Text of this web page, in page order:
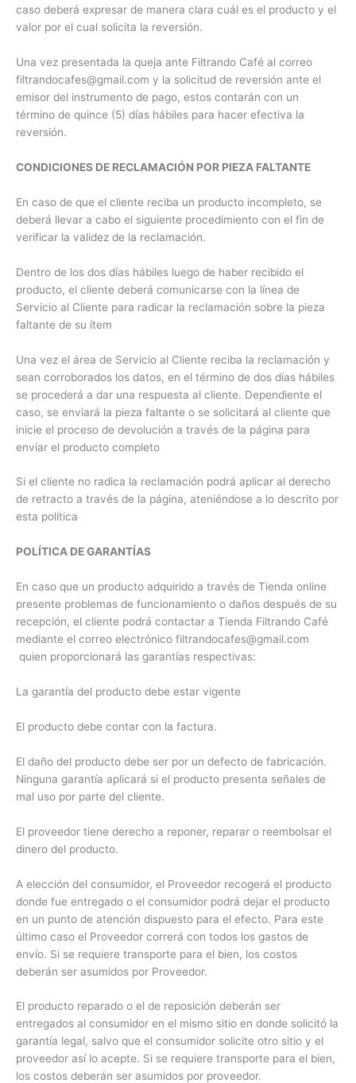
caso deberá expresar de manera clara cuál es el producto y el
valor por el cual solicita la reversión.
Una vez presentada la queja ante Filtrando Café al correo
filtrandocafes@gmail.com y la solicitud de reversión ante el
emisor del instrumento de pago, estos contarán con un
término de quince (5) días hábiles para hacer efectiva la
reversión.
CONDICIONES DE RECLAMACIÓN POR PIEZA FALTANTE
En caso de que el cliente reciba un producto incompleto, se
deberá llevar a cabo el siguiente procedimiento con el fin de
verificar la validez de la reclamación.
Dentro de los dos días hábiles luego de haber recibido el
producto, el cliente deberá comunicarse con la línea de
Servicio al Cliente para radicar la reclamación sobre la pieza
faltante de su ítem
Una vez el área de Servicio al Cliente reciba la reclamación y
sean corroborados los datos, en el término de dos días hábiles
se procederá a dar una respuesta al cliente. Dependiente el
caso, se enviará la pieza faltante o se solicitará al cliente que
inicie el proceso de devolución a través de la página para
enviar el producto completo
Si el cliente no radica la reclamación podrá aplicar al derecho
de retracto a través de la página, ateniéndose a lo descrito por
esta política
POLÍTICA DE GARANTÍAS
En caso que un producto adquirido a través de Tienda online
presente problemas de funcionamiento o daños después de su
recepción, el cliente podrá contactar a Tienda Filtrando Café
mediante el correo electrónico filtrandocafes@gmail.com
quien proporcionará las garantías respectivas:
La garantía del producto debe estar vigente
El producto debe contar con la factura.
El daño del producto debe ser por un defecto de fabricación.
Ninguna garantía aplicará si el producto presenta señales de
mal uso por parte del cliente.
El proveedor tiene derecho a reponer, reparar o reembolsar el
dinero del producto.
A elección del consumidor, el Proveedor recogerá el producto
donde fue entregado o el consumidor podrá dejar el producto
en un punto de atención dispuesto para el efecto. Para este
último caso el Proveedor correrá con todos los gastos de
envío. Si se requiere transporte para el bien, los costos
deberán ser asumidos por Proveedor.
El producto reparado o el de reposición deberán ser
entregados al consumidor en el mismo sitio en donde solicitó la
garantía legal, salvo que el consumidor solicite otro sitio y el
proveedor así lo acepte. Si se requiere transporte para el bien,
los costos deberán ser asumidos por proveedor.